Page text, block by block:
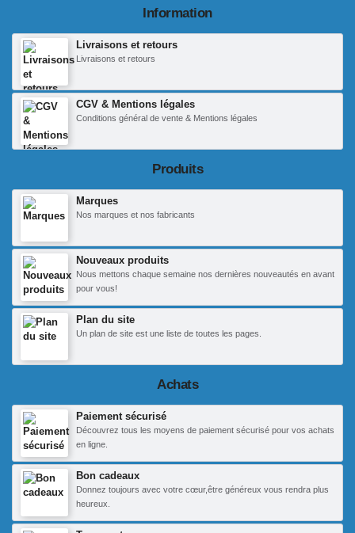
Information
Livraisons et retours
Livraisons et retours
CGV & Mentions légales
Conditions général de vente & Mentions légales
Produits
Marques
Nos marques et nos fabricants
Nouveaux produits
Nous mettons chaque semaine nos dernières nouveautés en avant
pour vous!
Plan du site
Un plan de site est une liste de toutes les pages.
Achats
Paiement sécurisé
Découvrez tous les moyens de paiement sécurisé pour vos achats
en ligne.
Bon cadeaux
Donnez toujours avec votre cœur,être généreux vous rendra plus
heureux.